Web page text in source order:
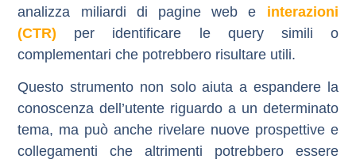
analizza miliardi di pagine web e interazioni
(CTR) per identificare le query simili o
complementari che potrebbero risultare utili.
Questo strumento non solo aiuta a espandere la
conoscenza dell’utente riguardo a un determinato
tema, ma può anche rivelare nuove prospettive e
collegamenti che altrimenti potrebbero essere